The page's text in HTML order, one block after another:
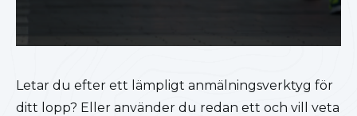
Letar du efter ett lämpligt anmälningsverktyg för
ditt lopp? Eller använder du redan ett och vill veta